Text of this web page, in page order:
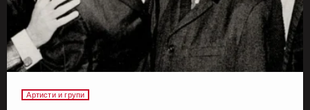
Артисти и групи